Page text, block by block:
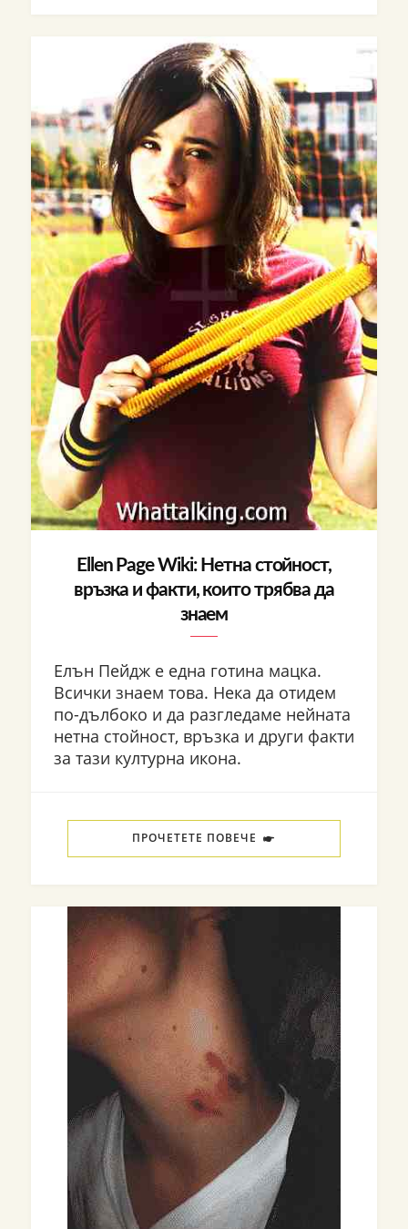
Ellen Page Wiki: Нетна стойност,
връзка и факти, които трябва да
знаем
Елън Пейдж е една готина мацка.
Всички знаем това. Нека да отидем
по-дълбоко и да разгледаме нейната
нетна стойност, връзка и други факти
за тази културна икона.
ПРОЧЕТЕТЕ ПОВЕЧЕ